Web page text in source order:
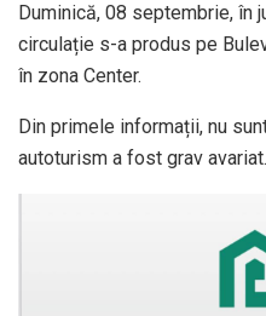
Duminică, 08 septembrie, în
circulație s-a produs pe
în zona Center.
Din primele informații, nu
autoturism a fost grav avariat.